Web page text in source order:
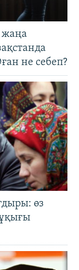
жаңа
не себеп?
өз